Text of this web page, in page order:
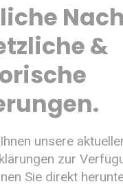
&
unsere
zur
Sie direkt